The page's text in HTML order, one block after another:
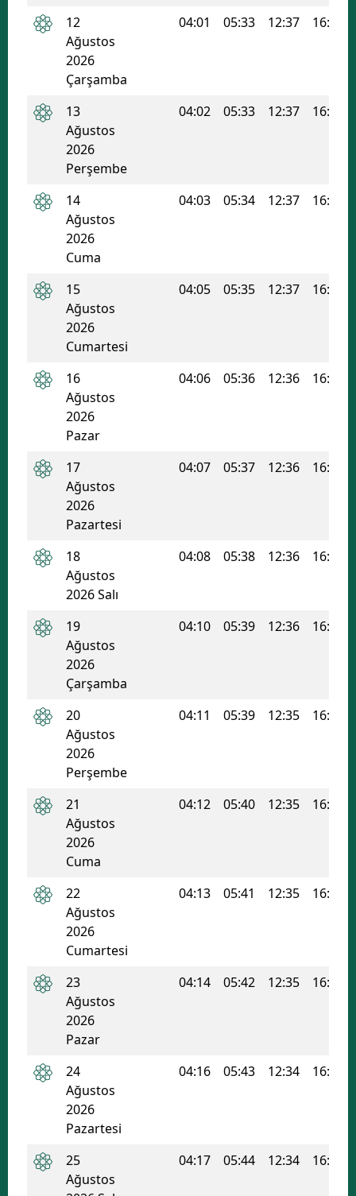
Gümüşhane
Isparta
Kırşehir
Kütahya
Rize
Siirt
Uşak
12
Ağustos
2026
Çarşamba
04:01 05:33 12:37 16:24
13
Ağustos
2026
Perşembe
04:02 05:33 12:37 16:23
14
Ağustos
2026
Cuma
04:03 05:34 12:37 16:23
15
Ağustos
2026
Cumartesi
04:05 05:35 12:37 16:22
16
Ağustos
2026
Pazar
04:06 05:36 12:36 16:22
17
Ağustos
2026
Pazartesi
04:07 05:37 12:36 16:21
18
Ağustos
2026 Salı
04:08 05:38 12:36 16:20
19
Ağustos
2026
Çarşamba
04:10 05:39 12:36 16:20
20
Ağustos
2026
Perşembe
04:11 05:39 12:35 16:19
21
Ağustos
2026
Cuma
04:12 05:40 12:35 16:19
22
Ağustos
2026
Cumartesi
04:13 05:41 12:35 16:18
23
Ağustos
2026
Pazar
04:14 05:42 12:35 16:17
24
Ağustos
2026
Pazartesi
04:16 05:43 12:34 16:17
25
Ağustos
04:17 05:44 12:34 16:16